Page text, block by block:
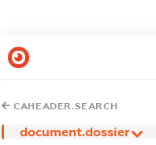
CAHEADER.SEARCH
document.dossier